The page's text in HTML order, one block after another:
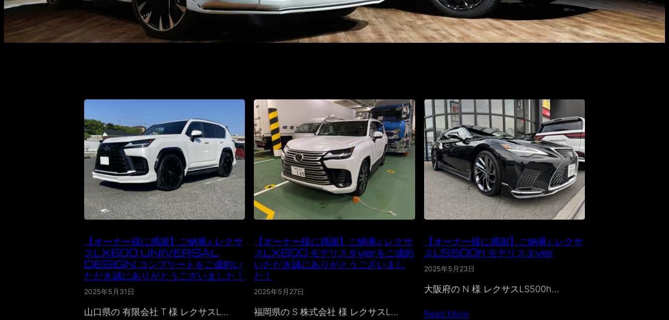
【オーナー様に感謝】ご納車♪ レクサ
スLX600 UNIVERSAL
DESIGN コンプリートをご成約い
ただき誠にありがとうございました！
2025年5月31日
山口県の 有限会社 T 様 レクサスL…
【オーナー様に感謝】ご納車♪ レクサ
スLX600 モデリスタverをご成約
いただき誠にありがとうございまし
た！
2025年5月27日
福岡県の S 株式会社 様 レクサスL…
【オーナー様に感謝】ご納車♪ レクサ
スLS500h モデリスタver
2025年5月23日
大阪府の N 様 レクサスLS500h…
Read More